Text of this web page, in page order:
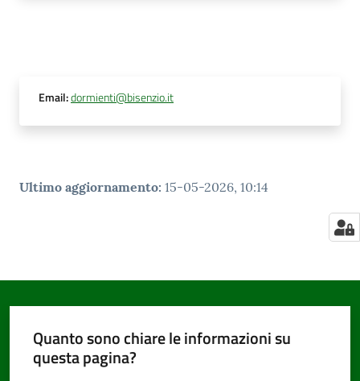
Email:dormienti@bisenzio.it
Ultimo aggiornamento: 15-05-2026, 10:14
Quanto sono chiare le informazioni su
questa pagina?